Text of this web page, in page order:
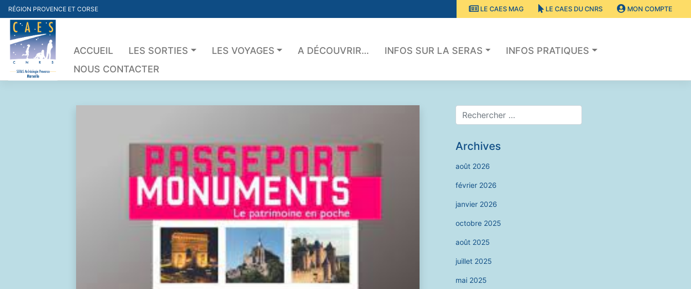
Skip
to
content
RÉGION PROVENCE ET CORSE LE CAES MAG LE CAES DU CNRS MON COMPTE
ACCUEIL LES SORTIES LES VOYAGES A DÉCOUVRIR… INFOS SUR LA SERAS
INFOS PRATIQUES
NOUS CONTACTER
Archives
août 2026
février 2026
janvier 2026
octobre 2025
août 2025
juillet 2025
mai 2025